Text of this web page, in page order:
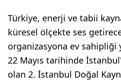
Türkiye, enerji ve tabii
küresel ölçekte ses
organizasyona ev sahipliği
22 Mayıs tarihinde
olan 2. İstanbul Doğal